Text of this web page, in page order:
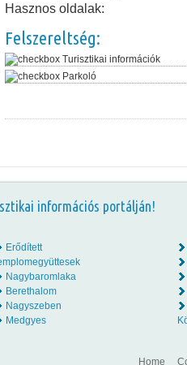
Hasznos oldalak:
Felszereltség:
Turisztikai információk
Parkoló
információs portálján!
Erődített
Nagybaromlaka
Berethalom
Nagyszeben
Medgyes
Home